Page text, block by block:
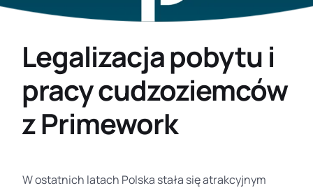
Legalizacja pobytu i
pracy cudzoziemców
z Primework
W ostatnich latach Polska stała się atrakcyjnym